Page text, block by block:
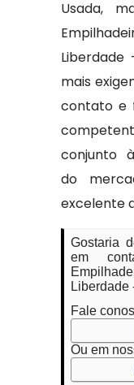
Usada,
mais
contato e
conjunto
do
excelente
Gostaria
em
Liberdade
Fale
Ou em